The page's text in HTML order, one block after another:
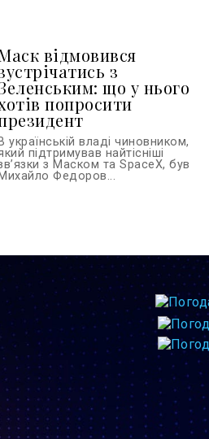
відмовився
з
що у нього
попросити
В українській владі чиновником,
підтримував найтісніші
з Маском та SpaceX, був
Михайло Федоров...